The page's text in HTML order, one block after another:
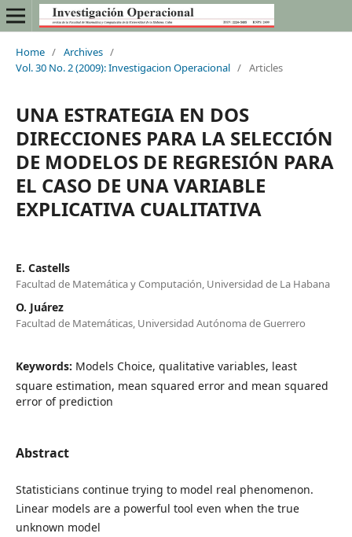
Home / Archives /
Vol. 30 No. 2 (2009): Investigacion Operacional / Articles
UNA ESTRATEGIA EN DOS
DIRECCIONES PARA LA SELECCIÓN
DE MODELOS DE REGRESIÓN PARA
EL CASO DE UNA VARIABLE
EXPLICATIVA CUALITATIVA
E. Castells
Facultad de Matemática y Computación, Universidad de La Habana
O. Juárez
Facultad de Matemáticas, Universidad Autónoma de Guerrero
Keywords: Models Choice, qualitative variables, least
square estimation, mean squared error and mean squared
error of prediction
Abstract
Statisticians continue trying to model real phenomenon.
Linear models are a powerful tool even when the true
unknown model